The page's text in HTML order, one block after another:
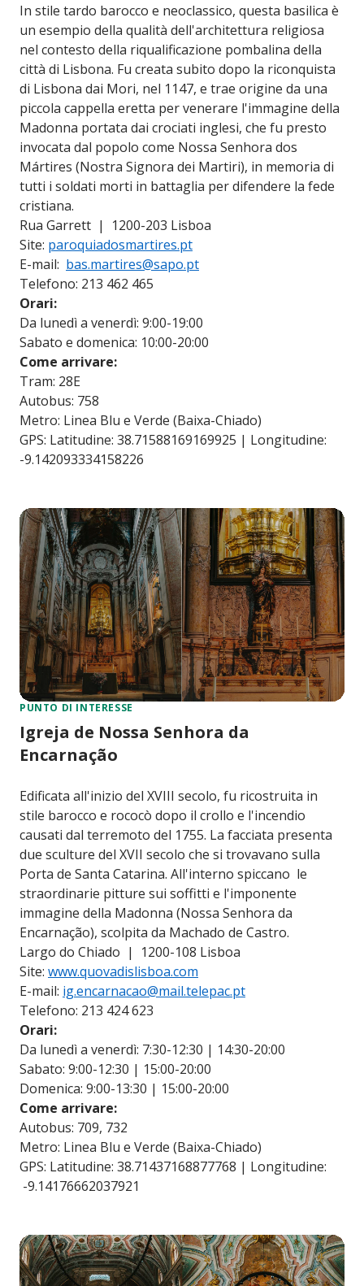
In stile tardo barocco e neoclassico, questa basilica è
un esempio della qualità dell'architettura religiosa
nel contesto della riqualificazione pombalina della
città di Lisbona. Fu creata subito dopo la riconquista
di Lisbona dai Mori, nel 1147, e trae origine da una
piccola cappella eretta per venerare l'immagine della
Madonna portata dai crociati inglesi, che fu presto
invocata dal popolo come Nossa Senhora dos
Mártires (Nostra Signora dei Martiri), in memoria di
tutti i soldati morti in battaglia per difendere la fede
cristiana.
Rua Garrett | 1200-203 Lisboa
Site: paroquiadosmartires.pt
E-mail: bas.martires@sapo.pt
Telefono: 213 462 465
Orari:
Da lunedì a venerdì: 9:00-19:00
Sabato e domenica: 10:00-20:00
Come arrivare:
Tram: 28E
Autobus: 758
Metro: Linea Blu e Verde (Baixa-Chiado)
GPS: Latitudine: 38.71588169169925 | Longitudine:
-9.142093334158226
PUNTO DI INTERESSE
Igreja de Nossa Senhora da
Encarnação
Edificata all'inizio del XVIII secolo, fu ricostruita in
stile barocco e rococò dopo il crollo e l'incendio
causati dal terremoto del 1755. La facciata presenta
due sculture del XVII secolo che si trovavano sulla
Porta de Santa Catarina. All'interno spiccano le
straordinarie pitture sui soffitti e l'imponente
immagine della Madonna (Nossa Senhora da
Encarnação), scolpita da Machado de Castro.
Largo do Chiado | 1200-108 Lisboa
Site: www.quovadislisboa.com
E-mail: ig.encarnacao@mail.telepac.pt
Telefono: 213 424 623
Orari:
Da lunedì a venerdì: 7:30-12:30 | 14:30-20:00
Sabato: 9:00-12:30 | 15:00-20:00
Domenica: 9:00-13:30 | 15:00-20:00
Come arrivare:
Autobus: 709, 732
Metro: Linea Blu e Verde (Baixa-Chiado)
GPS: Latitudine: 38.71437168877768 | Longitudine:
-9.14176662037921